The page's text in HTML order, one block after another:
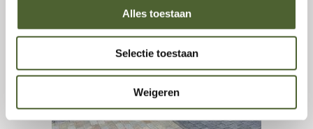
Alles toestaan
Selectie toestaan
Weigeren